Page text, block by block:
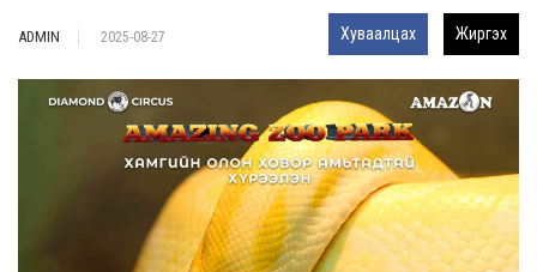
ADMIN 2025-08-27 Хуваалцах Жиргэх